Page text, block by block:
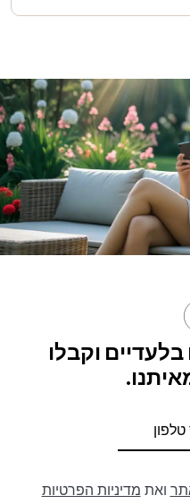
וקבלו
ואת מדיניות הפרטיות